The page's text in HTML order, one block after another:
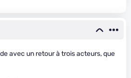
avec un retour à trois acteurs, que